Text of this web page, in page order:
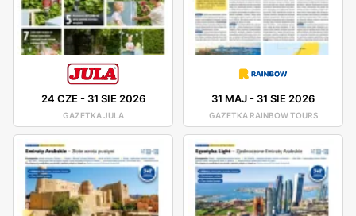
24 CZE- 31 SIE 2026
GAZETKA JULA
31 MAJ- 31 SIE 2026
GAZETKA RAINBOW TOURS